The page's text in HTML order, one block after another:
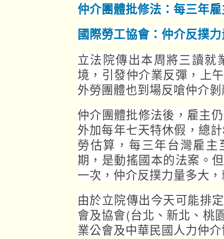
仲介團體批修法：每三年
國際勞工協會：仲介反撲
立法院傳出本周將三讀就
境，引發仲介業反彈，上
外勞團體也到場反嗆仲介
仲介團體批修法後，雇主
外加每年七天特休假，總
勞估算，每三年台灣雇
期，是動搖國本的法案。
一次，仲介反撲力量多大
由於立院傳出今天可能排
會及協會(台北、新北、桃
業公會及中華民國人力仲